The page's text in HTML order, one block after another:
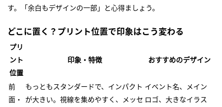
す。「余白もデザインの一部」と心得ましょう。
どこに置く？プリント位置で印象はこう変わる
プリ
ント
位置
印象・特徴 おすすめのデザイン
前
面・
もっともスタンダードで、インパクト
が大きい。視線を集めやすく、メッセ
イベント名、メイン
ロゴ、大きなイラス